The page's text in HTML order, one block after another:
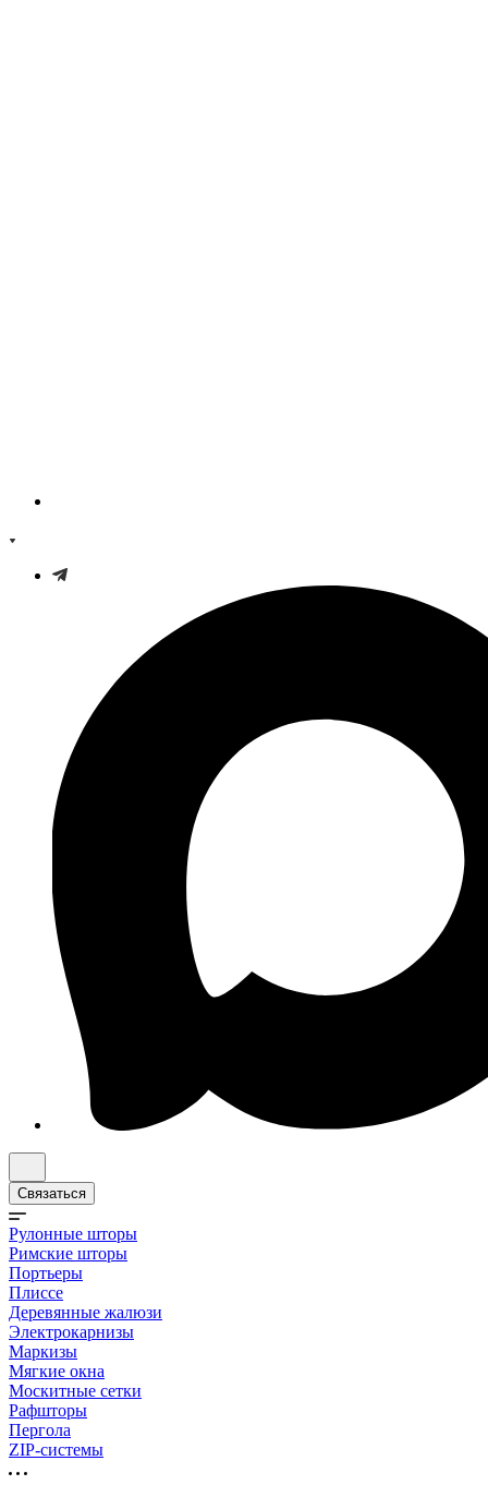
Связаться
Рулонные шторы
Римские шторы
Портьеры
Плиссе
Деревянные жалюзи
Электрокарнизы
Маркизы
Мягкие окна
Москитные сетки
Рафшторы
Пергола
ZIP-системы